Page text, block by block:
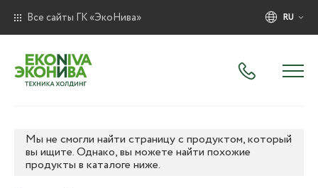
Все сайты ГК «ЭкоНива» RU
Мы не смогли найти страницу с продуктом, который
вы ищите. Однако, вы можете найти похожие
продукты в каталоге ниже.